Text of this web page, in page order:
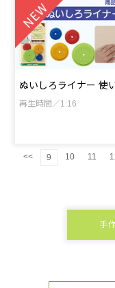
ぬいしろライナー 使
再生時間／1:16
<< 9 10 11
手